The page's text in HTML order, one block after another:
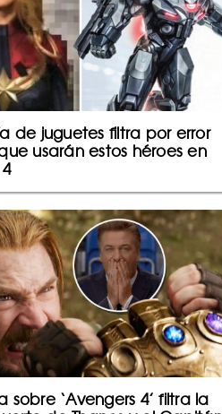
de juguetes filtra por error
usarán estos héroes en
sobre ‘Avengers 4’ filtra la